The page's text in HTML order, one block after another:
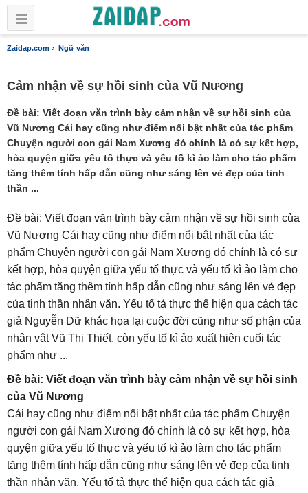
Zaidap.com › Ngữ văn
Cảm nhận về sự hồi sinh của Vũ Nương
Đề bài: Viết đoạn văn trình bày cảm nhận về sự hồi sinh của
Vũ Nương Cái hay cũng như điểm nổi bật nhất của tác phẩm
Chuyện người con gái Nam Xương đó chính là có sự kết hợp,
hòa quyện giữa yếu tố thực và yếu tố kì ảo làm cho tác phẩm
tăng thêm tính hấp dẫn cũng như sáng lên vẻ đẹp của tinh
thần ...
Đề bài: Viết đoạn văn trình bày cảm nhận về sự hồi sinh của
Vũ Nương Cái hay cũng như điểm nổi bật nhất của tác
phẩm Chuyện người con gái Nam Xương đó chính là có sự
kết hợp, hòa quyện giữa yếu tố thực và yếu tố kì ảo làm cho
tác phẩm tăng thêm tính hấp dẫn cũng như sáng lên vẻ đẹp
của tinh thần nhân văn. Yếu tố tả thực thể hiện qua cách tác
giả Nguyễn Dữ khắc họa lại cuộc đời cũng như số phận của
nhân vật Vũ Thị Thiết, còn yếu tố kì ảo xuất hiện cuối tác
phẩm như ...
Đề bài: Viết đoạn văn trình bày cảm nhận về sự hồi sinh
của Vũ Nương
Cái hay cũng như điểm nổi bật nhất của tác phẩm Chuyện
người con gái Nam Xương đó chính là có sự kết hợp, hòa
quyện giữa yếu tố thực và yếu tố kì ảo làm cho tác phẩm
tăng thêm tính hấp dẫn cũng như sáng lên vẻ đẹp của tinh
thần nhân văn. Yếu tố tả thực thể hiện qua cách tác giả